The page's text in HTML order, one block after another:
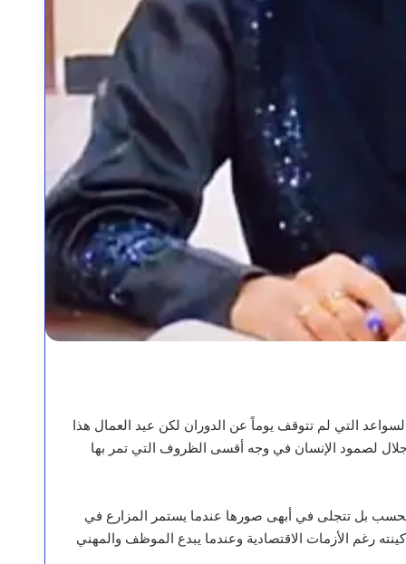
التي لم تتوقف يوماً عن الدوران لكن عيد العمال هذا
لصمود الإنسان في وجه أقسى الظروف التي تمر بها
فحسب بل تتجلى في أبهى صورها عندما يستمر المزارع في
رغم الأزمات الاقتصادية وعندما يبدع الموظف والمهني